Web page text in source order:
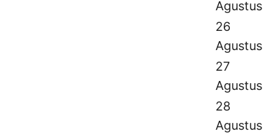
Agustus
26
Agustus
27
Agustus
28
Agustus